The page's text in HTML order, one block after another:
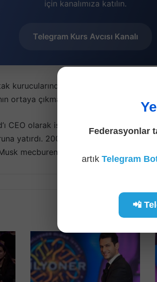
Federasyonlar
artık Telegram
📲
için kanalımıza katılın.
Telegram Kurs Avcısı Kanalı
kurucularından biri ve ürün tasarımı
ortaya çıkmasından çok daha
CEO olarak işe almakla başladı ve
yatırdı. 2008’deki ekonomik krizde
mecburen CEO’luk görevini de